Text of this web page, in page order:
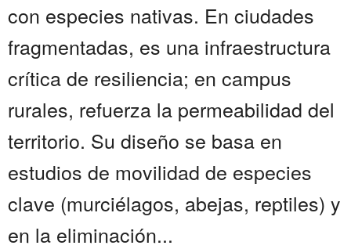
con especies nativas. En ciudades
fragmentadas, es una infraestructura
crítica de resiliencia; en campus
rurales, refuerza la permeabilidad del
territorio. Su diseño se basa en
estudios de movilidad de especies
clave (murciélagos, abejas, reptiles) y
en la eliminación...